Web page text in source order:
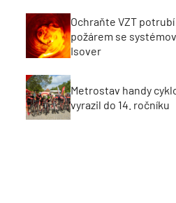
Ochraňte VZT
požárem se
Isover
Metrostav handy
vyrazil do 14. ročníku